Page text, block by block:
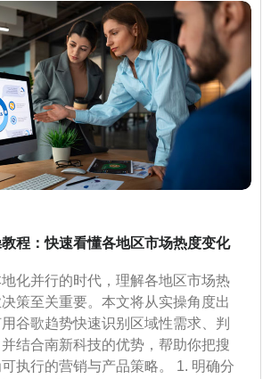
程：快速看懂各地区市场热度变化
化并行的时代，理解各地区市场热
策至关重要。本文将从实操角度出
谷歌趋势快速识别区域性需求、判
结合南新科技的优势，帮助你把搜
执行的营销与产品策略。 1. 明确分